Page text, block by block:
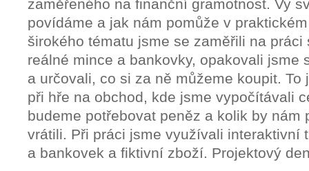
zaměřeného na finanční gramotnost. Vy
povídáme a jak nám pomůže v
širokého tématu jsme se zaměřili na
reálné mince a bankovky, opakovali jsme
a určovali, co si za ně můžeme koupit.
při hře na obchod, kde jsme vypočítávali
budeme potřebovat peněz a kolik by nám
vrátili. Při práci jsme využívali interaktivní
a bankovek a fiktivní zboží. Projektový